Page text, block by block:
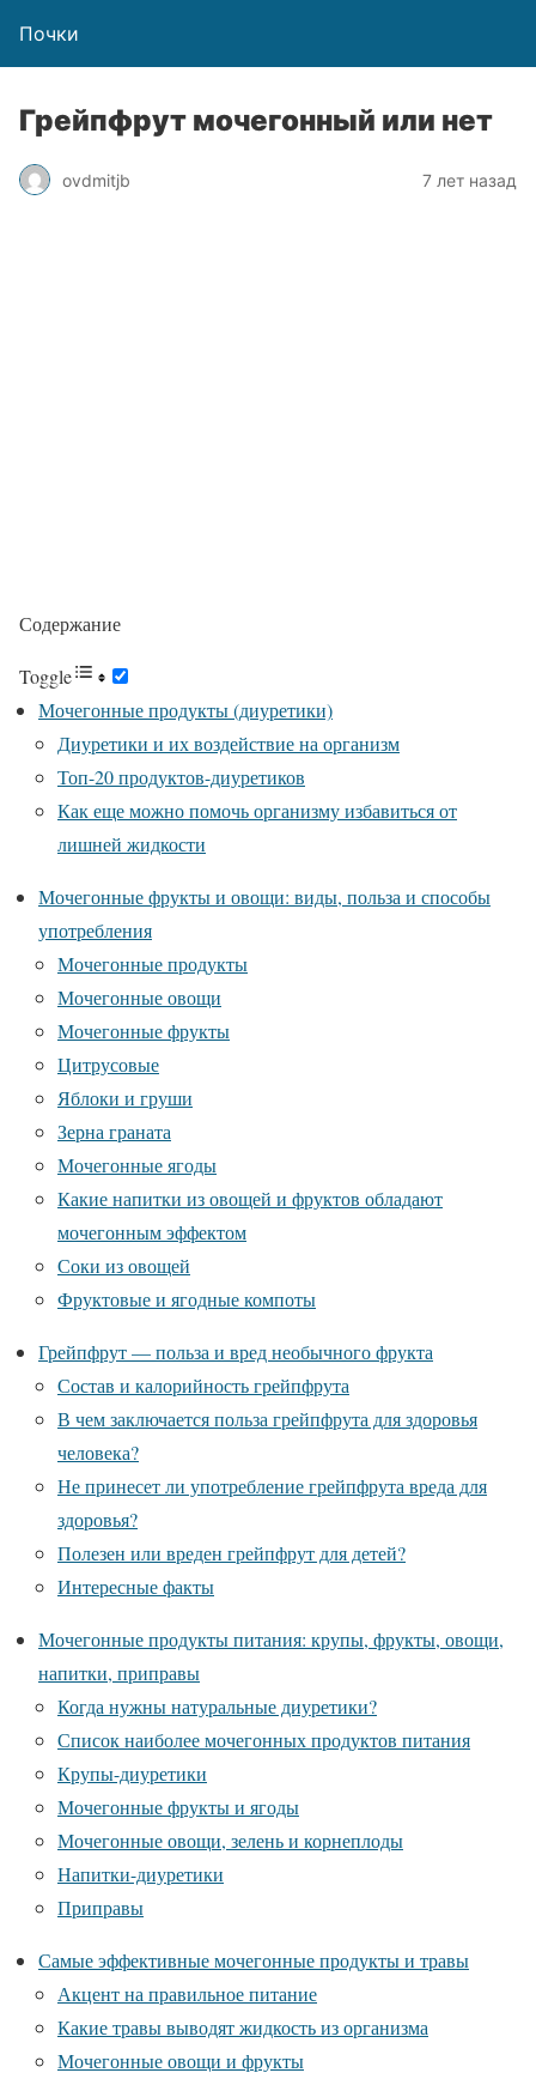
Почки
Грейпфрут мочегонный или нет
ovdmitjb 7 лет назад
Содержание
Toggle
Мочегонные продукты (диуретики)
Диуретики и их воздействие на организм
Топ-20 продуктов-диуретиков
Как еще можно помочь организму избавиться от
лишней жидкости
Мочегонные фрукты и овощи: виды, польза и способы
употребления
Мочегонные продукты
Мочегонные овощи
Мочегонные фрукты
Цитрусовые
Яблоки и груши
Зерна граната
Мочегонные ягоды
Какие напитки из овощей и фруктов обладают
мочегонным эффектом
Соки из овощей
Фруктовые и ягодные компоты
Грейпфрут — польза и вред необычного фрукта
Состав и калорийность грейпфрута
В чем заключается польза грейпфрута для здоровья
человека?
Не принесет ли употребление грейпфрута вреда для
здоровья?
Полезен или вреден грейпфрут для детей?
Интересные факты
Мочегонные продукты питания: крупы, фрукты, овощи,
напитки, приправы
Когда нужны натуральные диуретики?
Список наиболее мочегонных продуктов питания
Крупы-диуретики
Мочегонные фрукты и ягоды
Мочегонные овощи, зелень и корнеплоды
Напитки-диуретики
Приправы
Самые эффективные мочегонные продукты и травы
Акцент на правильное питание
Какие травы выводят жидкость из организма
Мочегонные овощи и фрукты